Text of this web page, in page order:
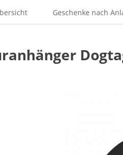
Geschenke nach